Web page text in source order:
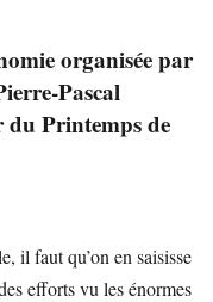
organisée par
Pascal
du Printemps de
il faut qu’on en saisisse
efforts vu les énormes